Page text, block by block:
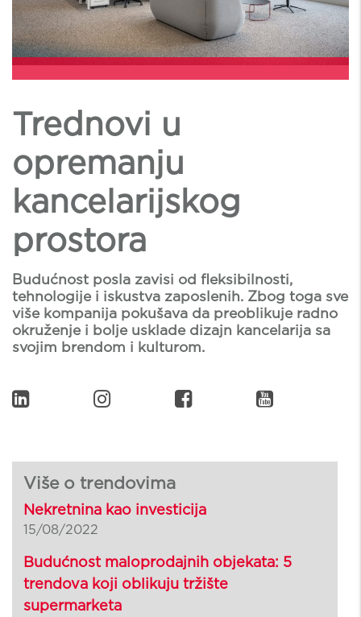
Trednovi u
opremanju
kancelarijskog
prostora
Budućnost posla zavisi od fleksibilnosti,
tehnologije i iskustva zaposlenih. Zbog toga sve
više kompanija pokušava da preoblikuje radno
okruženje i bolje usklade dizajn kancelarija sa
svojim brendom i kulturom.
Više o trendovima
Nekretnina kao investicija
15/08/2022
Budućnost maloprodajnih objekata: 5
trendova koji oblikuju tržište
supermarketa